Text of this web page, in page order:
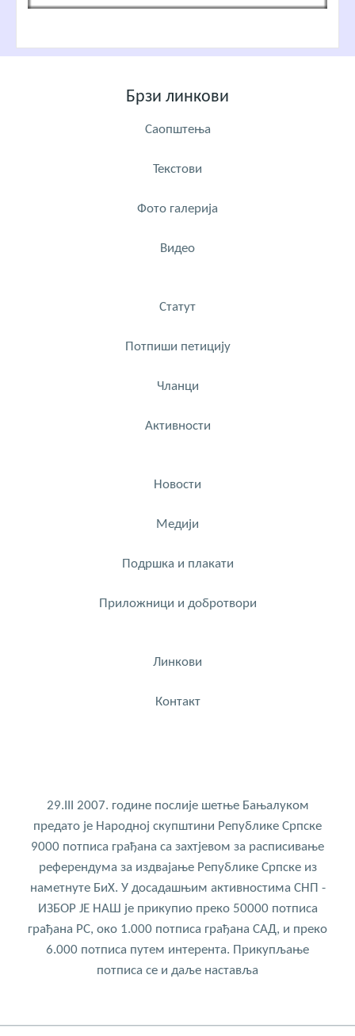
Брзи линкови
Саопштења
Текстови
Фото галерија
Видео
Статут
Потпиши петицију
Чланци
Активности
Новости
Медији
Подршка и плакати
Приложници и добротвори
Линкови
Контакт
29.III 2007. године послије шетње Бањалуком
предато је Народној скупштини Републике Српске
9000 потписа грађана са захтјевом за расписивање
референдума за издвајање Републике Српске из
наметнуте БиХ. У досадашњим активностима СНП -
ИЗБОР ЈЕ НАШ је прикупио преко 50000 потписа
грађана РС, око 1.000 потписа грађана САД, и преко
6.000 потписа путем интерента. Прикупљање
потписа се и даље наставља